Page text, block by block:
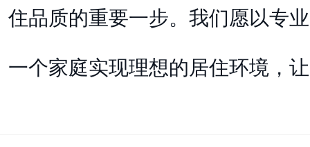
住品质的重要一步。我们愿以专
一个家庭实现理想的居住环境，